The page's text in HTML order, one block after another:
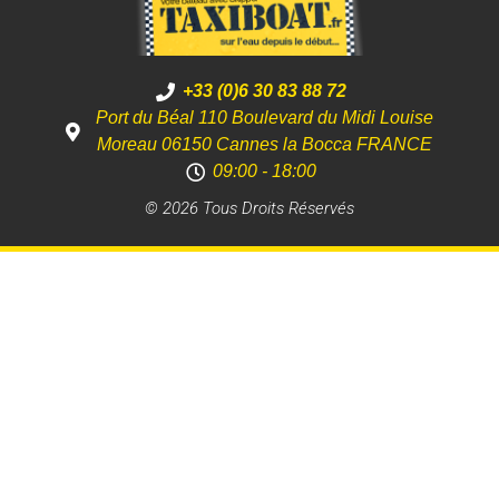
+33 (0)6 30 83 88 72
Port du Béal 110 Boulevard du Midi Louise
Moreau 06150 Cannes la Bocca FRANCE
09:00 - 18:00
© 2026 Tous Droits Réservés